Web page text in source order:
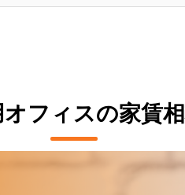
フィスの家賃